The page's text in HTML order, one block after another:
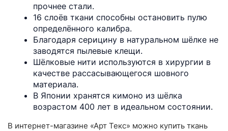
прочнее стали.
16 слоёв ткани способны остановить пулю
определённого калибра.
Благодаря серицину в натуральном шёлке не
заводятся пылевые клещи.
Шёлковые нити используются в хирургии в
качестве рассасывающегося шовного
материала.
В Японии хранятся кимоно из шёлка
возрастом 400 лет в идеальном состоянии.
В интернет-магазине «Арт Текс» можно купить ткань